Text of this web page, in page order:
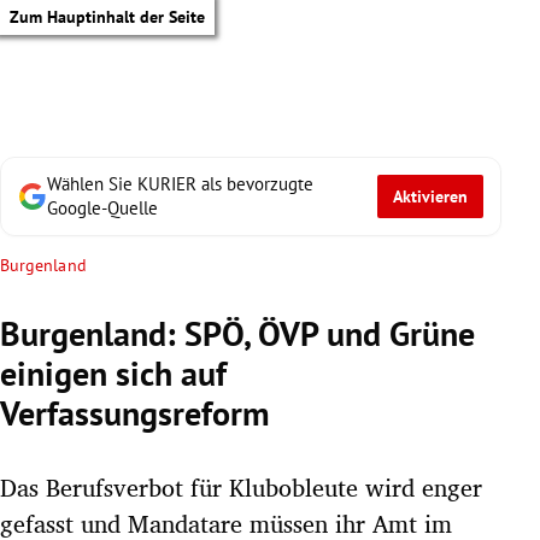
Zum Hauptinhalt der Seite
Wählen Sie KURIER als bevorzugte
Google-Quelle
Aktivieren
Burgenland
Burgenland: SPÖ, ÖVP und Grüne
einigen sich auf
Verfassungsreform
Das Berufsverbot für Klubobleute wird enger
gefasst und Mandatare müssen ihr Amt im